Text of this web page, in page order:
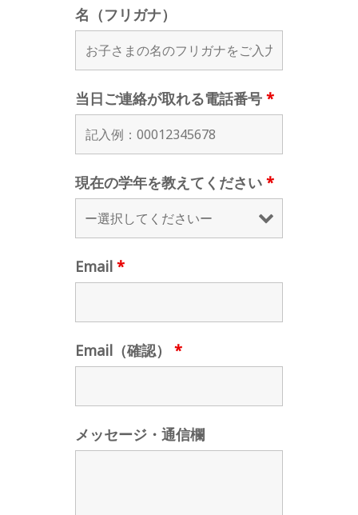
名（フリガナ）
当日ご連絡が取れる電話番号 *
現在の学年を教えてください *
Email *
Email（確認） *
メッセージ・通信欄